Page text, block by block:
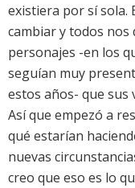
existiera por sí sola.
cambiar y todos nos
personajes -en los
seguían muy
estos años- que sus
Así que empezó a
qué estarían
nuevas
creo que eso es lo